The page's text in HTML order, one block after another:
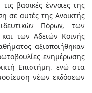
βασικές έννοιες της
σε αυτές της Ανοικτής
Πόρων, των
των Αδειών Κοινής
αξιοποιήθηκαν
ενημέρωσης
Επιστήμη, ενώ στα
νέων εκδόσεων